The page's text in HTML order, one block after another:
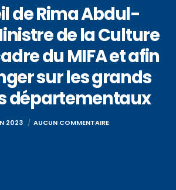
de Rima Abdul-
de la Culture
du MIFA et afin
sur les grands
départementaux
2023 AUCUN COMMENTAIRE